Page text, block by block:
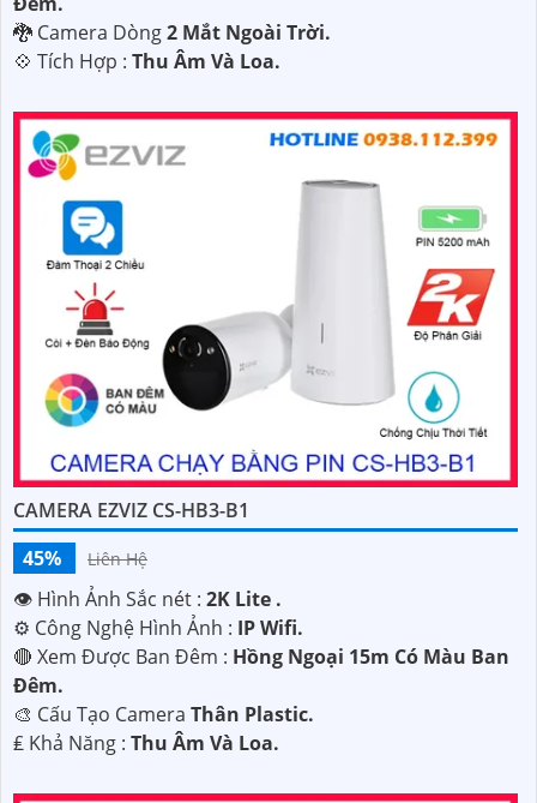
🐉️ Camera Dòng2 Mắt Ngoài Trời.
️💠 Tích Hợp : Thu Âm Và Loa.
CAMERA EZVIZ CS-HB3-B1
45%
Liên Hệ
👁 Hình Ảnh Sắc nét : 2K Lite .
⚙ Công Nghệ Hình Ảnh : IP Wifi.
🔴 Xem Được Ban Đêm : Hồng Ngoại 15m Có Màu Ban
Ðêm.
🎨 Cấu Tạo Camera Thân Plastic.
️₤ Khả Năng : Thu Âm Và Loa.